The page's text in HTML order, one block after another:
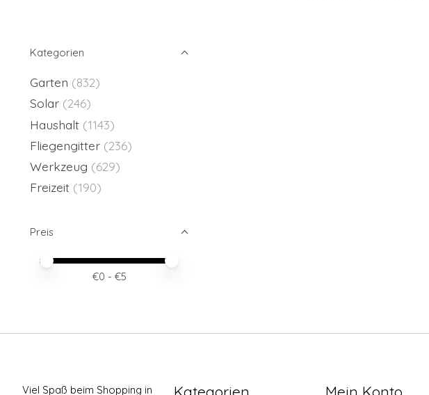
Kategorien
Garten (832)
Solar (246)
Haushalt (1143)
Fliegengitter (236)
Werkzeug (629)
Freizeit (190)
Preis
Preis – Mindestwert
Price maximum value
€0 - €5
Viel Spaß beim Shopping in